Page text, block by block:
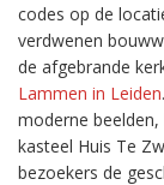
codes op de
verdwenen
de afgebrande
Lammen in Leiden
moderne
kasteel Huis Te
bezoekers de